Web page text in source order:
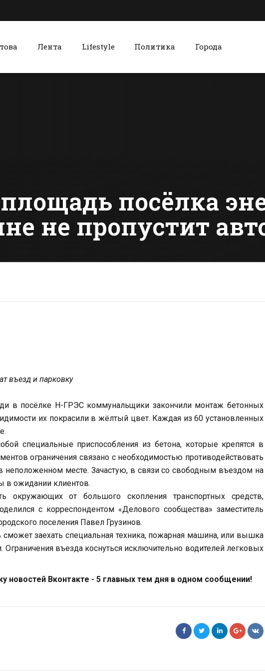
Лента Lifestyle Политика Города
посёлка
не пропустит
въезд и парковку
в посёлке Н-ГРЭС коммунальщики закончили монтаж бетонных
их покрасили в жёлтый цвет. Каждая из 60 установленных
специальные приспособления из бетона, которые крепятся в
ограничения связано с необходимостью противодействовать
неположенном месте. Зачастую, в связи со свободным въездом на
в ожидании клиентов.
окружающих от большого скопления транспортных средств,
с корреспондентом «Делового сообщества» заместитель
поселения Павел Грузинов.
заехать специальная техника, пожарная машина, или вышка
въезда коснуться исключительно водителей легковых
новостей Вконтакте - 5 главных тем дня в одном сообщении!